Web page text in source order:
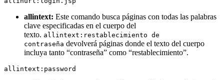
allintext: Este comando busca páginas con todas las palabras
clave especificadas en el cuerpo del
texto. allintext:restablecimiento de
contraseña devolverá páginas donde el texto del cuerpo
incluya tanto “contraseña” como “restablecimiento”.
allintext:password